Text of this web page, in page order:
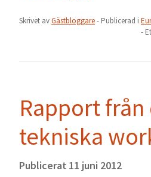
Skrivet avGästbloggare- Publicerad i
-
Rapport från
tekniska
Publicerat 11 juni 2012